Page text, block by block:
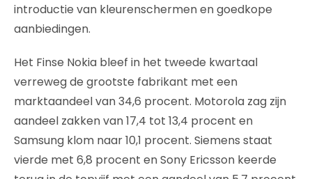
introductie van kleurenschermen en goedkope
aanbiedingen.
Het Finse Nokia bleef in het tweede kwartaal
verreweg de grootste fabrikant met een
marktaandeel van 34,6 procent. Motorola zag zijn
aandeel zakken van 17,4 tot 13,4 procent en
Samsung klom naar 10,1 procent. Siemens staat
vierde met 6,8 procent en Sony Ericsson keerde